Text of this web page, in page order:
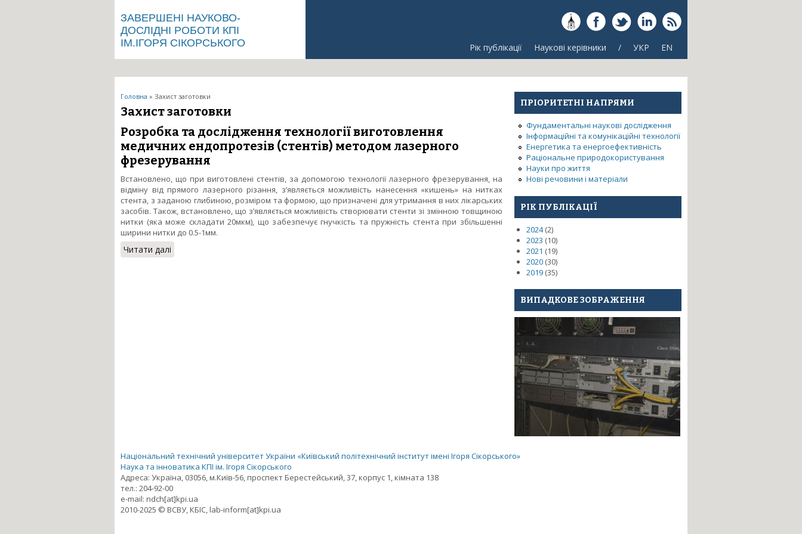
ЗАВЕРШЕНІ НАУКОВО-
ДОСЛІДНІ РОБОТИ КПІ
ІМ.ІГОРЯ СІКОРСЬКОГО
Рік публікації Наукові керівники / УКР EN
Ви є тут
Головна » Захист заготовки
Захист заготовки
Розробка та дослідження технології виготовлення
медичних ендопротезів (стентів) методом лазерного
фрезерування
Встановлено, що при виготовлені стентів, за допомогою технології лазерного фрезерування, на
відміну від прямого лазерного різання, з’являється можливість нанесення «кишень» на нитках
стента, з заданою глибиною, розміром та формою, що призначені для утримання в них лікарських
засобів. Також, встановлено, що з’являється можливість створювати стенти зі змінною товщиною
нитки (яка може складати 20мкм), що забезпечує гнучкість та пружність стента при збільшенні
ширини нитки до 0.5-1мм.
Читати далі про Розробка та дослідження технології виготовлення медичних ендопротезів (стентів) методом лазерного фрезерування
ПРІОРИТЕТНІ НАПРЯМИ
Фундаментальні наукові дослідження
Інформаційні та комунікаційні технології
Енергетика та енергоефективність
Раціональне природокористування
Науки про життя
Нові речовини і матеріали
РІК ПУБЛІКАЦІЇ
2024(2)
2023 (10)
2021 (19)
2020 (30)
2019 (35)
ВИПАДКОВЕ ЗОБРАЖЕННЯ
Національний технічний університет України «Київський політехнічний інститут імені Ігоря Сікорського»
Наука та інноватика КПІ ім. Ігоря Сікорського
Адреса: Україна, 03056, м.Київ-56, проспект Берестейський, 37, корпус 1, кімната 138
тел.: 204-92-00
e-mail: ndch[at]kpi.ua
2010-2025 © ВСВУ, КБІС, lab-inform[at]kpi.ua